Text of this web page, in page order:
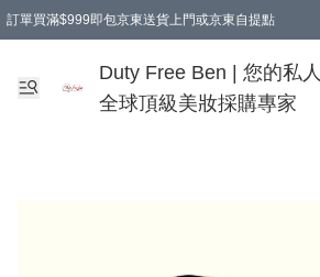
訂單買滿$999即包京東送貨上門或京東自提點
Duty Free Ben | 您的私人
全球頂級美妝採購專家